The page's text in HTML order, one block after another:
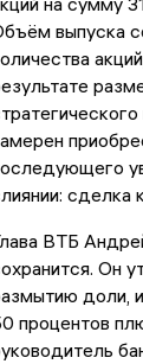
выпуска
сделка
ВТБ
Он
доли,
процентов